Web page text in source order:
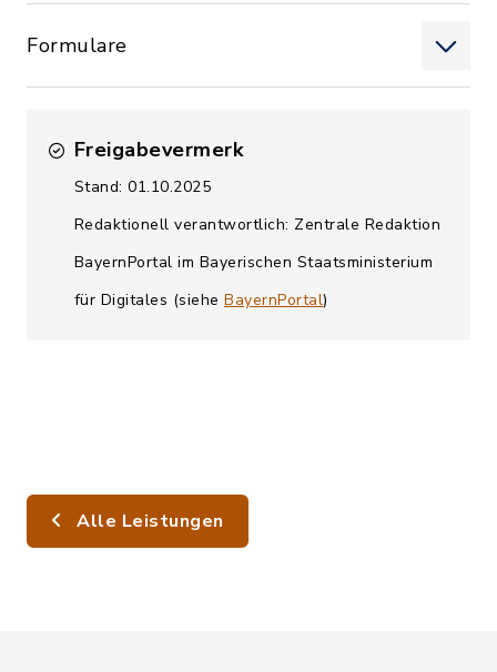
Formulare
Freigabevermerk
Stand: 01.10.2025
Redaktionell verantwortlich: Zentrale Redaktion
BayernPortal im Bayerischen Staatsministerium
für Digitales (siehe BayernPortal)
Alle Leistungen